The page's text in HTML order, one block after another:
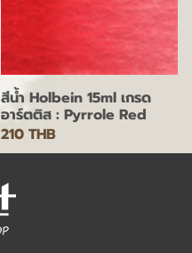
สีน้ำ Holbein 15ml เกรด
อาร์ตติส : Pyrrole Red
210 THB